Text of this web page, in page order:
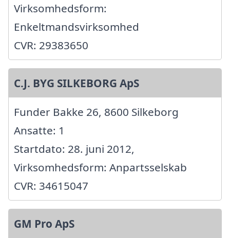
Virksomhedsform:
Enkeltmandsvirksomhed
CVR: 29383650
C.J. BYG SILKEBORG ApS
Funder Bakke 26, 8600 Silkeborg
Ansatte: 1
Startdato: 28. juni 2012,
Virksomhedsform: Anpartsselskab
CVR: 34615047
GM Pro ApS